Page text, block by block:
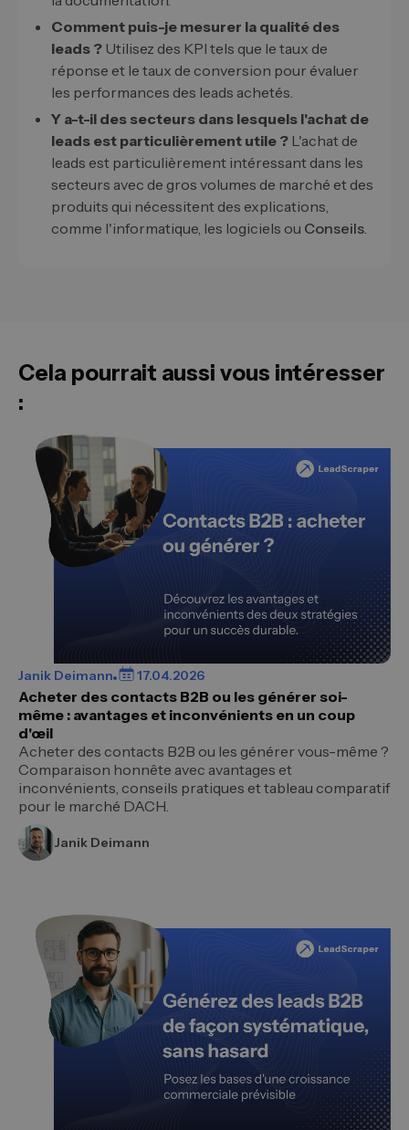
Comment puis-je mesurer la qualité des
leads ? Utilisez des KPI tels que le taux de
réponse et le taux de conversion pour évaluer
les performances des leads achetés.
Y a-t-il des secteurs dans lesquels l'achat de
leads est particulièrement utile ? L'achat de
leads est particulièrement intéressant dans les
secteurs avec de gros volumes de marché et des
produits qui nécessitent des explications,
comme l'informatique, les logiciels ou Conseils.
Cela pourrait aussi vous intéresser
:
Janik Deimann 17.04.2026
Acheter des contacts B2B ou les générer soi-
même : avantages et inconvénients en un coup
d'œil
Acheter des contacts B2B ou les générer vous-même ?
Comparaison honnête avec avantages et
inconvénients, conseils pratiques et tableau comparatif
pour le marché DACH.
Janik Deimann